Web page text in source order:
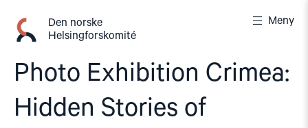
innhold
Den norske
Helsingforskomité
Meny
Photo Exhibition Crimea:
Hidden Stories of